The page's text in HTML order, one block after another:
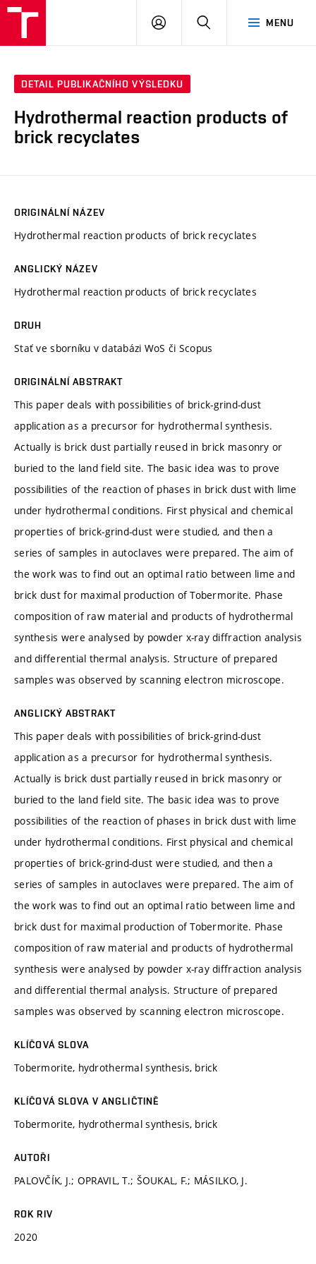
MENU
PŘIHLÁSIT
DETAIL PUBLIKAČNÍHO VÝSLEDKU
Hydrothermal reaction products of
brick recyclates
ORIGINÁLNÍ NÁZEV
Hydrothermal reaction products of brick recyclates
ANGLICKÝ NÁZEV
Hydrothermal reaction products of brick recyclates
DRUH
Stať ve sborníku v databázi WoS či Scopus
ORIGINÁLNÍ ABSTRAKT
This paper deals with possibilities of brick-grind-dust
application as a precursor for hydrothermal synthesis.
Actually is brick dust partially reused in brick masonry or
buried to the land field site. The basic idea was to prove
possibilities of the reaction of phases in brick dust with lime
under hydrothermal conditions. First physical and chemical
properties of brick-grind-dust were studied, and then a
series of samples in autoclaves were prepared. The aim of
the work was to find out an optimal ratio between lime and
brick dust for maximal production of Tobermorite. Phase
composition of raw material and products of hydrothermal
synthesis were analysed by powder x-ray diffraction analysis
and differential thermal analysis. Structure of prepared
samples was observed by scanning electron microscope.
ANGLICKÝ ABSTRAKT
This paper deals with possibilities of brick-grind-dust
application as a precursor for hydrothermal synthesis.
Actually is brick dust partially reused in brick masonry or
buried to the land field site. The basic idea was to prove
possibilities of the reaction of phases in brick dust with lime
under hydrothermal conditions. First physical and chemical
properties of brick-grind-dust were studied, and then a
series of samples in autoclaves were prepared. The aim of
the work was to find out an optimal ratio between lime and
brick dust for maximal production of Tobermorite. Phase
composition of raw material and products of hydrothermal
synthesis were analysed by powder x-ray diffraction analysis
and differential thermal analysis. Structure of prepared
samples was observed by scanning electron microscope.
KLÍČOVÁ SLOVA
Tobermorite, hydrothermal synthesis, brick
KLÍČOVÁ SLOVA V ANGLIČTINĚ
Tobermorite, hydrothermal synthesis, brick
AUTOŘI
PALOVČÍK, J.; OPRAVIL, T.; ŠOUKAL, F.; MÁSILKO, J.
ROK RIV
2020